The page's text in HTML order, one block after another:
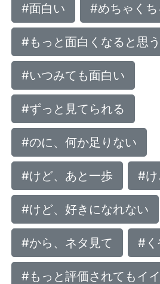
#面白い #めちゃく
#もっと面白くなると思う
#いつみても面白い
#ずっと見てられる
#のに、何か足りない
#けど、あと一歩 #け
#けど、好きになれない
#から、ネタ見て #く
#もっと評価されてもイイ